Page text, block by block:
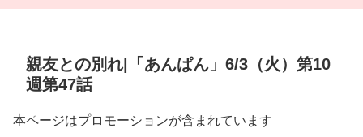
親友との別れ|「あんぱん」6/3（火）第10
週第47話
本ページはプロモーションが含まれています